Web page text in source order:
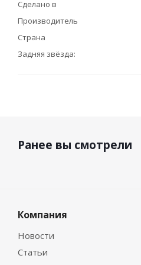
Сделано в
Производитель
Страна
Задняя звёзда:
Ранее вы смотрели
Компания
Новости
Статьи